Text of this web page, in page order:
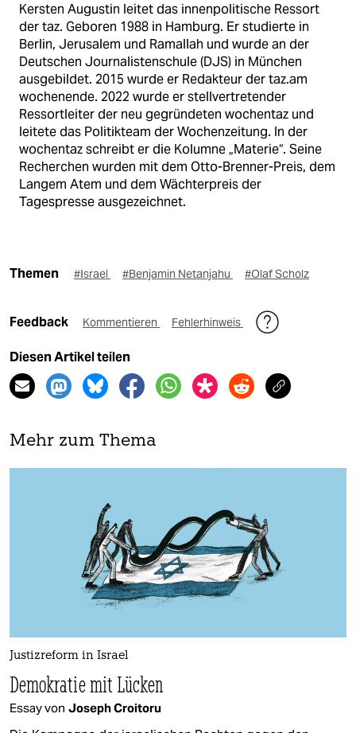
Kersten Augustin leitet das innenpolitische Ressort
der taz. Geboren 1988 in Hamburg. Er studierte in
Berlin, Jerusalem und Ramallah und wurde an der
Deutschen Journalistenschule (DJS) in München
ausgebildet. 2015 wurde er Redakteur der taz.am
wochenende. 2022 wurde er stellvertretender
Ressortleiter der neu gegründeten wochentaz und
leitete das Politikteam der Wochenzeitung. In der
wochentaz schreibt er die Kolumne „Materie“. Seine
Recherchen wurden mit dem Otto-Brenner-Preis, dem
Langem Atem und dem Wächterpreis der
Tagespresse ausgezeichnet.
Themen #Israel #Benjamin Netanjahu #Olaf Scholz
Feedback Kommentieren Fehlerhinweis
Diesen Artikel teilen
Mehr zum Thema
Justizreform in Israel
Demokratie mit Lücken
Essay von Joseph Croitoru